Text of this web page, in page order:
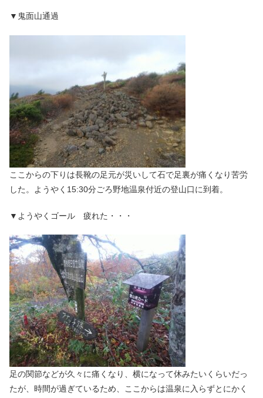
▼鬼面山通過
ここからの下りは長靴の足元が災いして石で足裏が痛くなり苦労
した。ようやく15:30分ごろ野地温泉付近の登山口に到着。
▼ようやくゴール 疲れた・・・
足の関節などが久々に痛くなり、横になって休みたいくらいだっ
たが、時間が過ぎているため、ここからは温泉に入らずとにかく